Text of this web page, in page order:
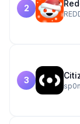
2
3